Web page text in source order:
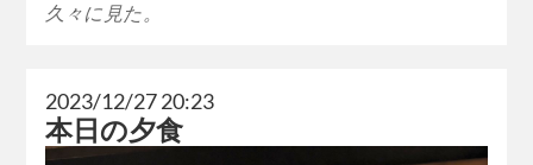
久々に見た。
2023/12/27 20:23
本日の夕食